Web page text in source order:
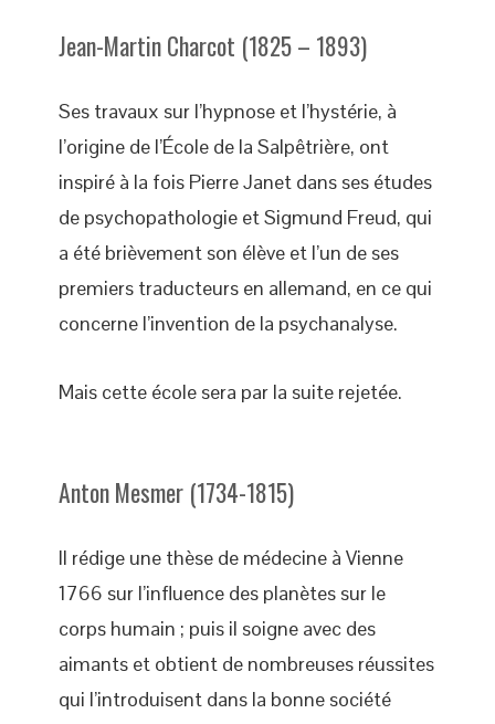
Jean-Martin Charcot (1825 – 1893)
Ses travaux sur l’hypnose et l’hystérie, à
l’origine de l’École de la Salpêtrière, ont
inspiré à la fois Pierre Janet dans ses études
de psychopathologie et Sigmund Freud, qui
a été brièvement son élève et l’un de ses
premiers traducteurs en allemand, en ce qui
concerne l’invention de la psychanalyse.
Mais cette école sera par la suite rejetée.
Anton Mesmer (1734-1815)
Il rédige une thèse de médecine à Vienne
1766 sur l’influence des planètes sur le
corps humain ; puis il soigne avec des
aimants et obtient de nombreuses réussites
qui l’introduisent dans la bonne société